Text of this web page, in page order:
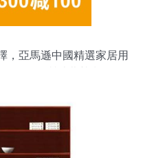
，亞馬遜中國精選家居用